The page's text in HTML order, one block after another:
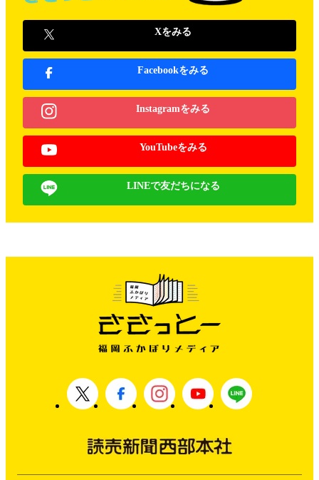
Xをみる
Facebookをみる
Instagramをみる
YouTubeをみる
LINEで友だちになる